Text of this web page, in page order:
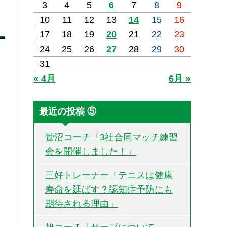
3 4 5 6 7 8
9
10
11 12 13 14 15
16
17
18 19 20 21 22
23
24
25 26 27 28 29
30
31
« 4月
6月 »
最近の投稿 ⑤
菅沼コーチ「3社合同マッチ練習
会を開催しました！」
三好トレーナー「テニスは健康
寿命を延ばす？認知症予防にも
期待される理由」